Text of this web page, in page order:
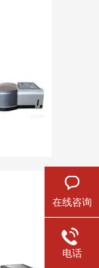
在线咨询
电话